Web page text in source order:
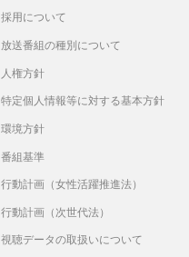
採用について
放送番組の種別について
人権方針
特定個人情報等に対する基本方針
環境方針
番組基準
行動計画（女性活躍推進法）
行動計画（次世代法）
視聴データの取扱いについて